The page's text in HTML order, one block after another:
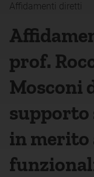
Affidamenti diretti
prof.
Mosconi
supporto
in merito